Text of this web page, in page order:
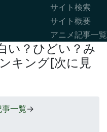
サイト検索
サイト概要
アニメ記事一覧
い？ひどい？み
キング[次に見
一覧->